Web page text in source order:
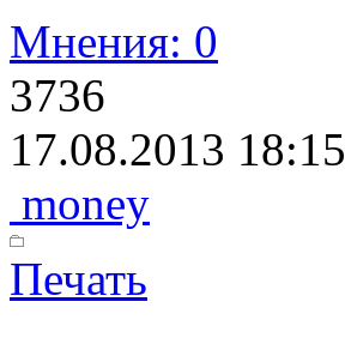
Мнения: 0
3736
17.08.2013 18:15
money
Печать